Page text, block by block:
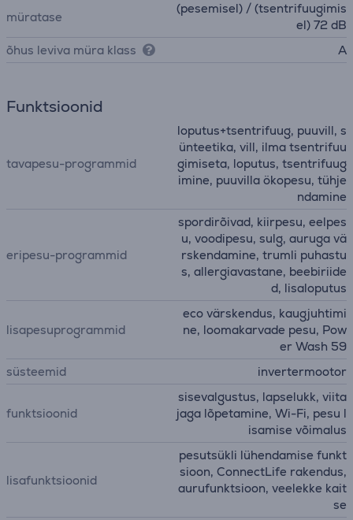
müratase
(pesemisel) / (tsentrifuugimis
el) 72 dB
õhus leviva müra klass
A
Funktsioonid
tavapesu-programmid
loputus+tsentrifuug, puuvill, s
ünteetika, vill, ilma tsentrifuu
gimiseta, loputus, tsentrifuug
imine, puuvilla ökopesu, tühje
ndamine
eripesu-programmid
spordirõivad, kiirpesu, eelpes
u, voodipesu, sulg, auruga vä
rskendamine, trumli puhastu
s, allergiavastane, beebiriide
d, lisaloputus
lisapesuprogrammid
eco värskendus, kaugjuhtimi
ne, loomakarvade pesu, Pow
er Wash 59
süsteemid
invertermootor
funktsioonid
sisevalgustus, lapselukk, viita
jaga lõpetamine, Wi-Fi, pesu l
isamise võimalus
lisafunktsioonid
pesutsükli lühendamise funkt
sioon, ConnectLife rakendus,
aurufunktsioon, veelekke kait
se